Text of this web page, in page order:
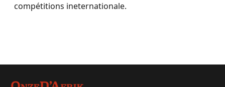
compétitions ineternationale.